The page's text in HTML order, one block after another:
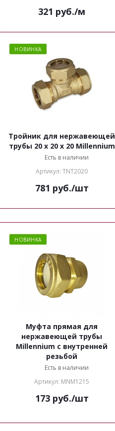
321 руб./м
НОВИНКА
Тройник для нержавеющей
трубы 20 x 20 x 20 Millennium
Есть в наличии
Артикул: TNT2020
781 руб./шт
НОВИНКА
Муфта прямая для
нержавеющей трубы
Millennium с внутренней
резьбой
Есть в наличии
Артикул: MNM1215
173руб./шт